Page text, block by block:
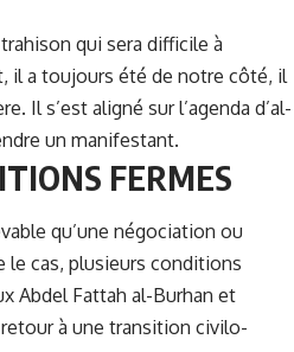
qui sera difficile à
il a toujours été de notre côté, il
Il s’est aligné sur l’agenda d’al-
un manifestant.
FERMES
qu’une négociation ou
le cas, plusieurs conditions
Abdel Fattah al-Burhan et
à une transition civilo-